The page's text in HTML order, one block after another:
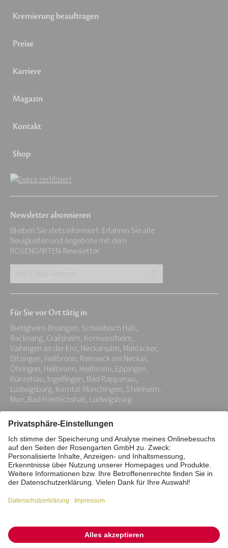
Kremierung beauftragen
Preise
Karriere
Magazin
Kontakt
Shop
Newsletter abonnieren
Bleiben Sie stets informiert. Erfahren Sie alle
Neuigkeiten und Angebote mit dem
ROSENGARTEN-Newsletter.
E-
Adresse:
*
Für Sie vor Ort tätig in
Bietigheim-Bissingen, Schwäbisch Hall,
Backnang, Crailsheim, Kornwestheim,
Vaihingen an der Enz, Neckarsulm, Mühlacker,
Ditzingen, Heilbronn, Remseck am Neckar,
Öhringen, Heilbronn, Heilbronn, Eppingen,
Künzelsau, Ingelfingen, Bad Rappenau,
Ludwigsburg, Korntal-Münchingen, Steinheim,
Murr, Bad Friedrichshall, Ludwigsburg
Impressum Datenschutz
Stiftung
Interne Meldestelle
Zahlungsmittel
Barrierefreiheitserklärung
Vertrag widerrufen